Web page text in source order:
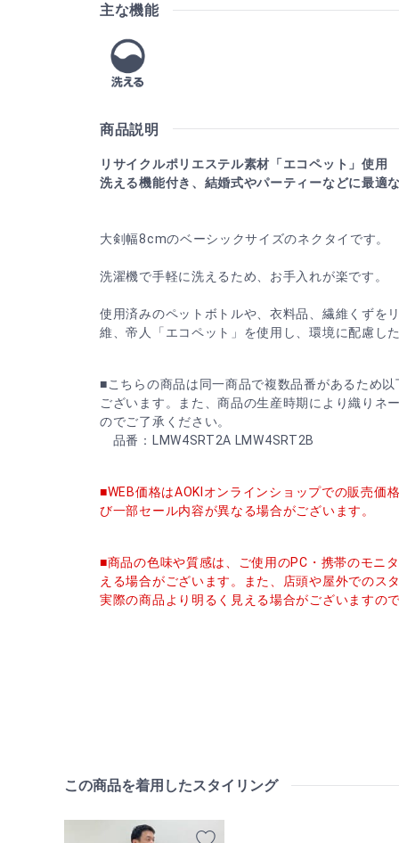
主な機能
商品説明
リサイクルポリエステル素材「エコペット」使用
洗える機能付き、結婚式やパーティーなどに最適
大剣幅8cmのベーシックサイズのネクタイです。
洗濯機で手軽に洗えるため、お手入れが楽です。
使用済みのペットボトルや、衣料品、繊維くずを
維、帝人「エコペット」を使用し、環境に配慮し
■こちらの商品は同一商品で複数品番があるため
ございます。また、商品の生産時期により織りネ
のでご了承ください。
品番：LMW4SRT2A LMW4SRT2B
■WEB価格はAOKIオンラインショップでの販売価
び一部セール内容が異なる場合がございます。
■商品の色味や質感は、ご使用のPC・携帯のモニ
える場合がございます。また、店頭や屋外でのス
実際の商品より明るく見える場合がございますの
この商品を着用したスタイリング